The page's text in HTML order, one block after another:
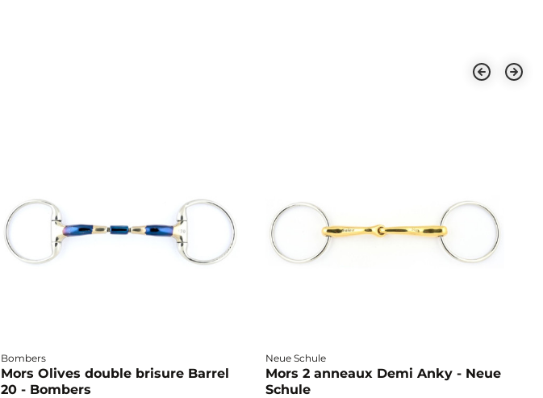
Bombers
Mors Olives double brisure Barrel
20 - Bombers
Neue Schule
Mors 2 anneaux Demi Anky - Neue
Schule